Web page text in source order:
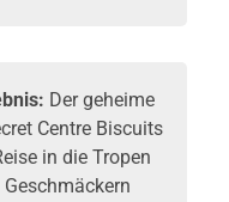
Der geheime
Centre Biscuits
in die Tropen